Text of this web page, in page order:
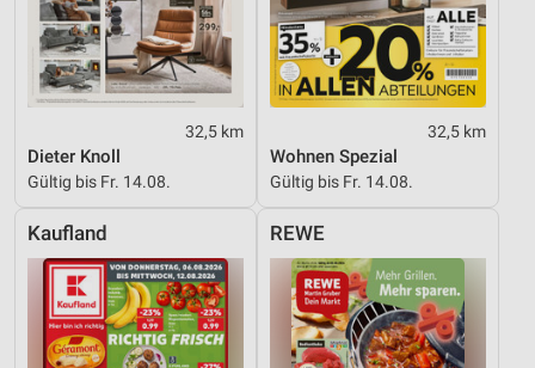
32,5 km
Dieter Knoll
Gültig bis Fr. 14.08.
32,5 km
Wohnen Spezial
Gültig bis Fr. 14.08.
Kaufland REWE